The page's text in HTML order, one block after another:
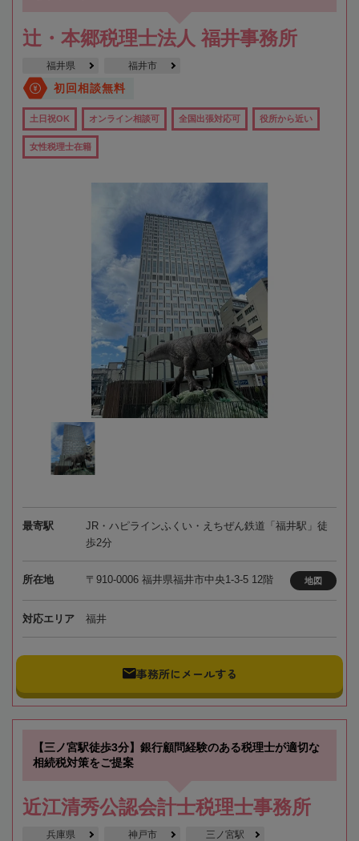
辻・本郷税理士法人 福井事務所
福井県 福井市
初回相談無料
土日祝OK オンライン相談可 全国出張対応可 役所から近い
女性税理士在籍
最寄駅
JR・ハピラインふくい・えちぜん鉄道「福井駅」徒
歩2分
所在地 〒910-0006 福井県福井市中央1-3-5 12階 地図
対応エリア 福井
事務所にメールする
【三ノ宮駅徒歩3分】銀行顧問経験のある税理士が適切な
相続税対策をご提案
近江清秀公認会計士税理士事務所
兵庫県 神戸市 三ノ宮駅